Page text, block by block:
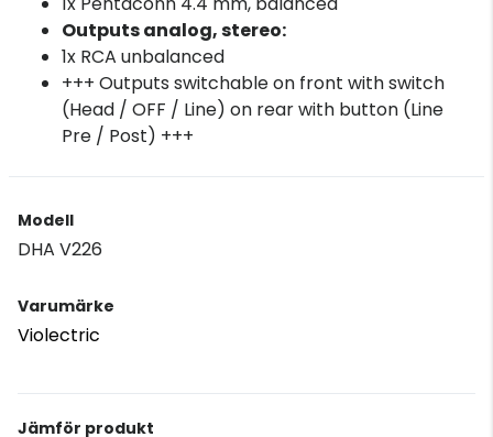
Outputs analog, stereo:
1x RCA unbalanced
+++ Outputs switchable on front with switch
(Head / OFF / Line) on rear with button (Line
Pre / Post) +++
Modell
DHA V226
Varumärke
Violectric
Jämför produkt